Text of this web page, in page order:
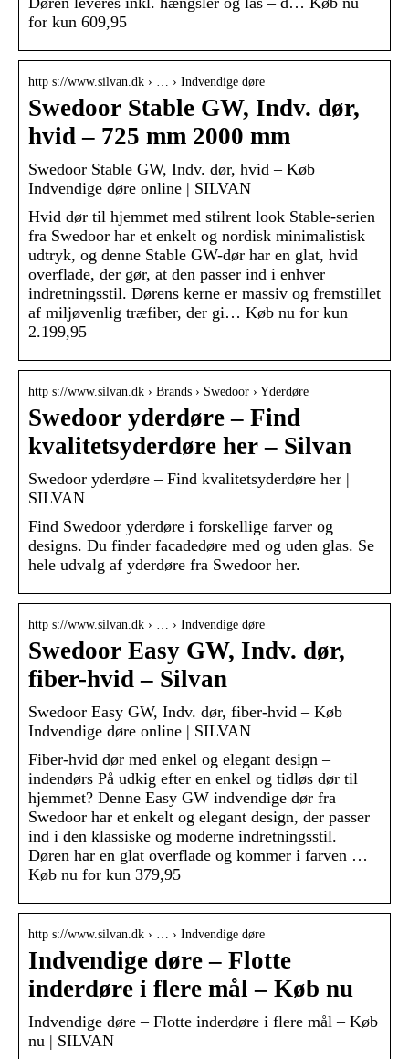
for kun 609,95
http s://www.silvan.dk › … › Indvendige døre
Swedoor Stable GW, Indv. dør,
hvid – 725 mm 2000 mm
Swedoor Stable GW, Indv. dør, hvid – Køb
Indvendige døre online | SILVAN
Hvid dør til hjemmet med stilrent look Stable-serien
fra Swedoor har et enkelt og nordisk minimalistisk
udtryk, og denne Stable GW-dør har en glat, hvid
overflade, der gør, at den passer ind i enhver
indretningsstil. Dørens kerne er massiv og fremstillet
af miljøvenlig træfiber, der gi… Køb nu for kun
2.199,95
http s://www.silvan.dk › Brands › Swedoor › Yderdøre
Swedoor yderdøre – Find
kvalitetsyderdøre her – Silvan
Swedoor yderdøre – Find kvalitetsyderdøre her |
SILVAN
Find Swedoor yderdøre i forskellige farver og
designs. Du finder facadedøre med og uden glas. Se
hele udvalg af yderdøre fra Swedoor her.
http s://www.silvan.dk › … › Indvendige døre
Swedoor Easy GW, Indv. dør,
fiber-hvid – Silvan
Swedoor Easy GW, Indv. dør, fiber-hvid – Køb
Indvendige døre online | SILVAN
Fiber-hvid dør med enkel og elegant design –
indendørs På udkig efter en enkel og tidløs dør til
hjemmet? Denne Easy GW indvendige dør fra
Swedoor har et enkelt og elegant design, der passer
ind i den klassiske og moderne indretningsstil.
Døren har en glat overflade og kommer i farven …
Køb nu for kun 379,95
http s://www.silvan.dk › … › Indvendige døre
Indvendige døre – Flotte
inderdøre i flere mål – Køb nu
Indvendige døre – Flotte inderdøre i flere mål – Køb
nu | SILVAN